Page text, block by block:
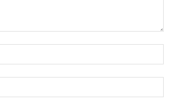
:*
:*